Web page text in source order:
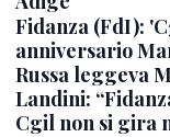
Fidanza (FdI):
anniversario
Russa leggeva
Landini:
Cgil non si gira